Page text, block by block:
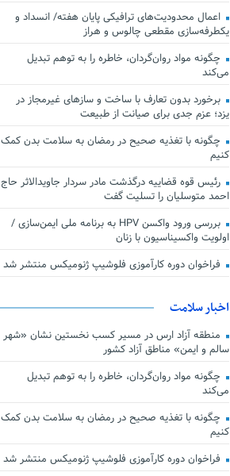
اعمال محدودیت‌های ترافیکی پایان هفته/ انسداد و
یکطرفه‌سازی مقطعی چالوس و هراز
چگونه مواد روان‌گردان، خاطره را به توهم تبدیل
می‌کند
برخورد بدون تعارف با ساخت‌ و سازهای غیرمجاز در
یزد؛ عزم جدی برای صیانت از طبیعت
چگونه با تغذیه صحیح در رمضان به سلامت بدن کمک
کنیم
رئیس قوه قضاییه درگذشت مادر سردار جاویدالاثر حاج
احمد متوسلیان را تسلیت گفت
بررسی ورود واکسن HPV به برنامه ملی ایمن‌سازی /
اولویت واکسیناسیون با زنان
فراخوان دوره کارآموزی فلوشیپ ژنومیکس منتشر شد
اخبار سلامت
منطقه آزاد ارس در مسیر کسب نخستین نشان «شهر
سالم و ایمن» مناطق آزاد کشور
چگونه مواد روان‌گردان، خاطره را به توهم تبدیل
می‌کند
چگونه با تغذیه صحیح در رمضان به سلامت بدن کمک
کنیم
فراخوان دوره کارآموزی فلوشیپ ژنومیکس منتشر شد